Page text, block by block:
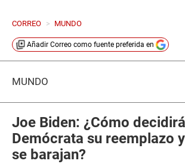
CORREO > MUNDO
Añadir Correo como fuente preferida en
MUNDO
Joe Biden: ¿Cómo
Demócrata su reemplazo
se barajan?